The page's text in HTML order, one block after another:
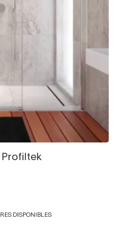
Profiltek
DISPONIBLES